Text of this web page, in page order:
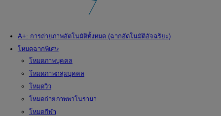
A+: การถ่ายภาพอัตโนมัติทั้งหมด (ฉากอัตโนมัติอัจฉริยะ)
โหมดฉากพิเศษ
โหมดภาพบุคคล
โหมดภาพกลุ่มบุคคล
โหมดวิว
โหมดถ่ายภาพพาโนรามา
โหมดกีฬา